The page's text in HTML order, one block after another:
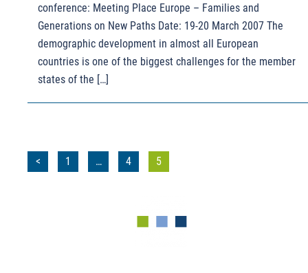
conference: Meeting Place Europe – Families and
Generations on New Paths Date: 19-20 March 2007 The
demographic development in almost all European
countries is one of the biggest challenges for the member
states of the […]
Seitennummerierung
der
< 1 … 4 5